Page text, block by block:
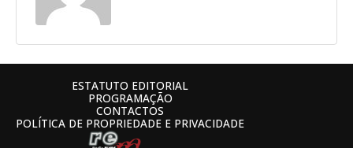
ESTATUTO EDITORIAL
PROGRAMAÇÃO
CONTACTOS
POLÍTICA DE PROPRIEDADE E PRIVACIDADE